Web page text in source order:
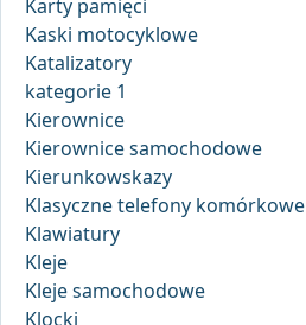
Karty pamięci
Kaski motocyklowe
Katalizatory
kategorie 1
Kierownice
Kierownice samochodowe
Kierunkowskazy
Klasyczne telefony komórkowe
Klawiatury
Kleje
Kleje samochodowe
Klocki